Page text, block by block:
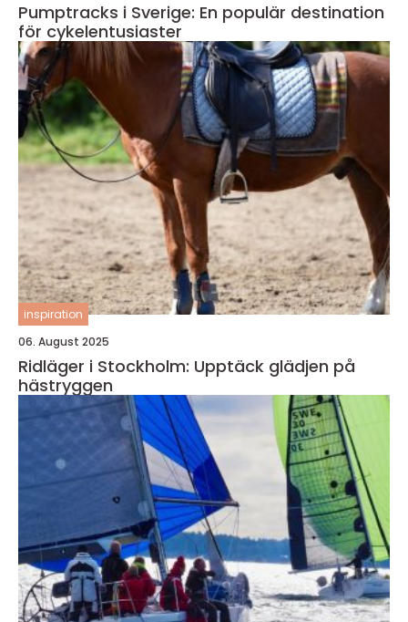
Pumptracks i Sverige: En populär destination
för cykelentusiaster
inspiration
06. August 2025
Ridläger i Stockholm: Upptäck glädjen på
hästryggen